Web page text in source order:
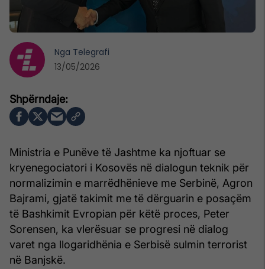
Ministria e Punëve të Jashtme ka njoftuar se
kryenegociatori i Kosovës në dialogun teknik për
normalizimin e marrëdhënieve me Serbinë, Agron
Bajrami, gjatë takimit me të dërguarin e posaçëm
të Bashkimit Evropian për këtë proces, Peter
Sorensen, ka vlerësuar se progresi në dialog
varet nga llogaridhënia e Serbisë sulmin terrorist
në Banjskë.
Nga Telegrafi
13/05/2026